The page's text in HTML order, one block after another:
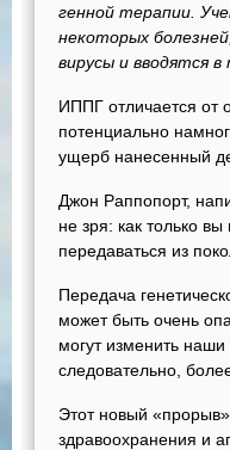
генной терапии.
некоторых
вирусы и вводятся
ИППГ отличается от
потенциально
ущерб нанесенный
Джон Раппопорт,
не зря: как только
передаваться из
Передача
может быть очень
могут изменить
следовательно,
Этот новый
здравоохранения и